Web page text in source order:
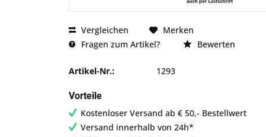
Vergleichen
Merken
Fragen zum Artikel?
Bewerten
Artikel-Nr.: 1293
Vorteile
Kostenloser Versand ab € 50,- Bestellwert
Versand innerhalb von 24h*